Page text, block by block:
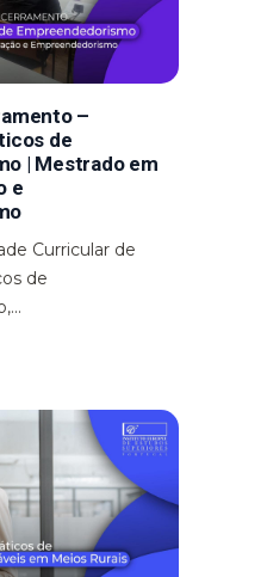
–
de
| Mestrado em
e
Curricular de
de